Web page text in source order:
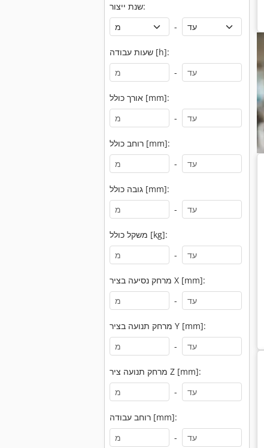
שנת ייצור:
-
שעות עבודה [h]:
-
אורך כולל [mm]:
-
רוחב כולל [mm]:
-
גובה כולל [mm]:
-
משקל כולל [kg]:
-
מרחק נסיעה בציר X [mm]:
-
מרחק תנועה בציר Y [mm]:
-
מרחק תנועה ציר Z [mm]:
-
רוחב עבודה [mm]:
-